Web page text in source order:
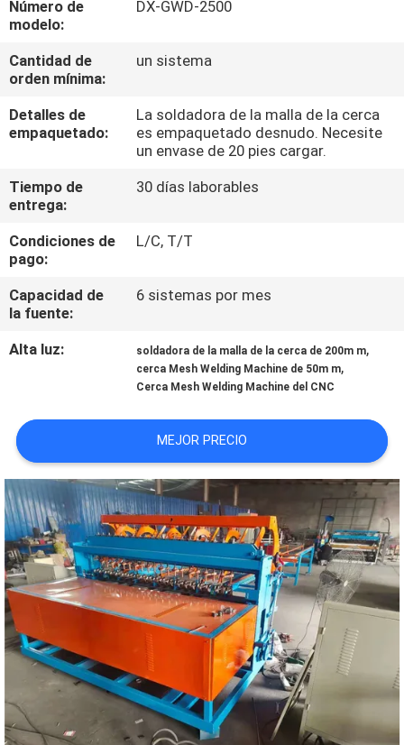
NOSOTROS
VIAJE
LA
CONTROL
DE
ÉNTRENOS
CON
PIDA
UNA
CITA
MAPA
DEL
SITIO
PRIVACY
Número de
modelo:
DX-GWD-2500
Cantidad de
orden mínima:
un sistema
Detalles de
empaquetado:
La soldadora de la malla de la cerca
es empaquetado desnudo. Necesite
un envase de 20 pies cargar.
Tiempo de
entrega:
30 días laborables
Condiciones de
pago:
L/C, T/T
Capacidad de
la fuente:
6 sistemas por mes
Alta luz: soldadora de la malla de la cerca de 200m m,
cerca Mesh Welding Machine de 50m m,
Cerca Mesh Welding Machine del CNC
MEJOR PRECIO